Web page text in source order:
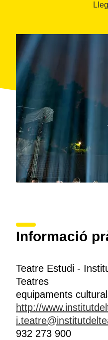
Informació
Teatre Estudi -
Teatres
equipaments
http://
932 273 900